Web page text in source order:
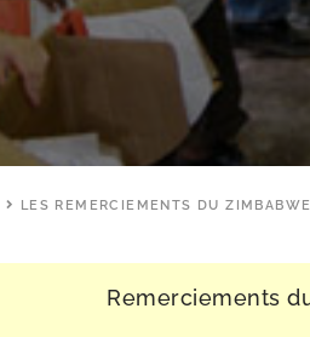
LES REMERCIEMENTS DU ZIMBABWE
Remerciements